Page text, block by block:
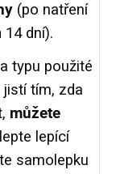
(po natření
dní).
typu použité
tím, zda
můžete
lepící
samolepku